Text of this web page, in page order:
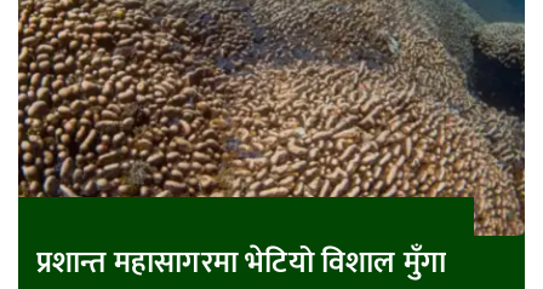
प्रशान्त महासागरमा भेटियो विशाल मुँगा